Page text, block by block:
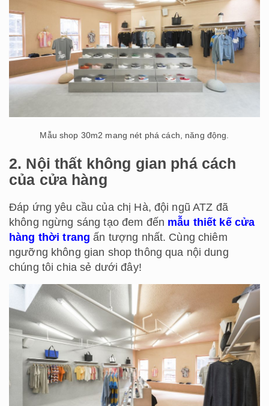
Mẫu shop 30m2 mang nét phá cách, năng động.
2. Nội thất không gian phá cách
của cửa hàng
Đáp ứng yêu cầu của chị Hà, đội ngũ ATZ đã
không ngừng sáng tạo đem đến mẫu thiết kế cửa
hàng thời trang ấn tượng nhất. Cùng chiêm
ngưỡng không gian shop thông qua nội dung
chúng tôi chia sẻ dưới đây!